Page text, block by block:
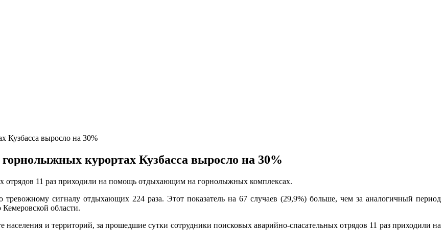
курортах Кузбасса выросло на 30%
отрядов 11 раз приходили на помощь отдыхающим на горнолыжных комплексах.
тревожному сигналу отдыхающих 224 раза. Этот показатель на 67 случаев (29,9%) больше, чем за аналогичный период
области.
и территорий, за прошедшие сутки сотрудники поисковых аварийно-спасательных отрядов 11 раз приходили на